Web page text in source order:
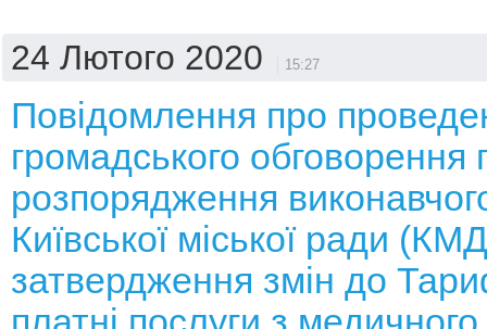
24 Лютого 2020 15:27
Повідомлення про
громадського обговорення
розпорядження
Київської міської ради
затвердження змін до